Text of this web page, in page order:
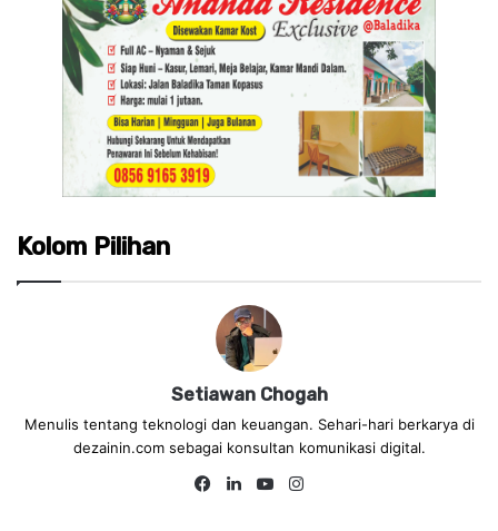
Kolom Pilihan
Setiawan Chogah
Menulis tentang teknologi dan keuangan. Sehari-hari berkarya di
dezainin.com sebagai konsultan komunikasi digital.
Fa
Lin
Yo